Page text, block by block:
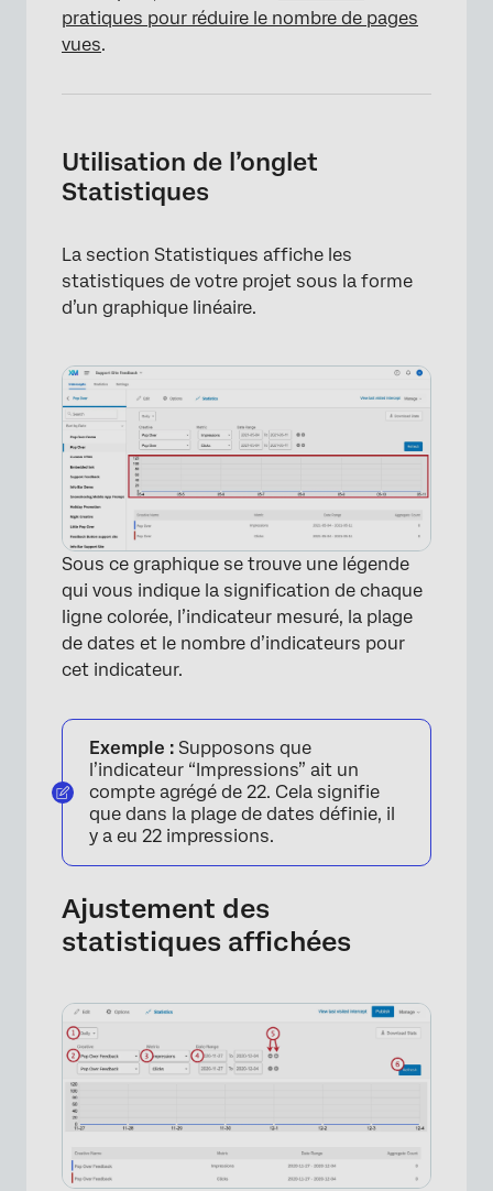
pratiques pour réduire le nombre de pages
vues.
Utilisation de l’onglet
Statistiques
La section Statistiques affiche les
statistiques de votre projet sous la forme
d’un graphique linéaire.
Sous ce graphique se trouve une légende
qui vous indique la signification de chaque
ligne colorée, l’indicateur mesuré, la plage
de dates et le nombre d’indicateurs pour
cet indicateur.
Exemple : Supposons que
l’indicateur “Impressions” ait un
compte agrégé de 22. Cela signifie
que dans la plage de dates définie, il
y a eu 22 impressions.
Ajustement des
statistiques affichées